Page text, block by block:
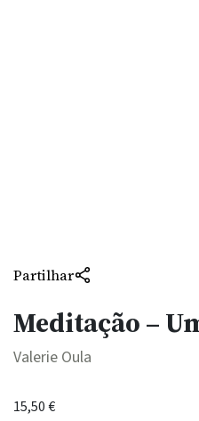
Partilhar
Meditação –
Valerie Oula
15,50€